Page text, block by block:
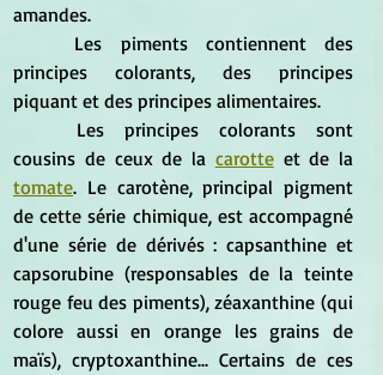
amandes.
principes colorants, des principes
piquant et des principes alimentaires.
cousins de ceux de la carotte
tomate. Le carotène, principal pigment
de cette série chimique, est accompagné
d'une série de dérivés : capsanthine et
capsorubine (responsables de la teinte
rouge feu des piments), zéaxanthine (qui
colore aussi en orange les grains de
maïs), cryptoxanthine... Certains de ces